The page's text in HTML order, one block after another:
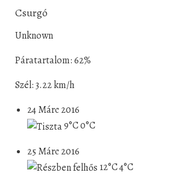
Csurgó
Unknown
Páratartalom: 62%
Szél: 3.22 km/h
24 Márc 2016
9°C0°C
25 Márc 2016
12°C4°C